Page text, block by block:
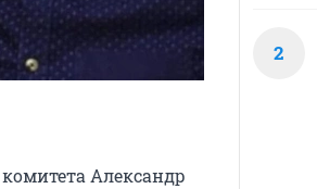
Александр
2